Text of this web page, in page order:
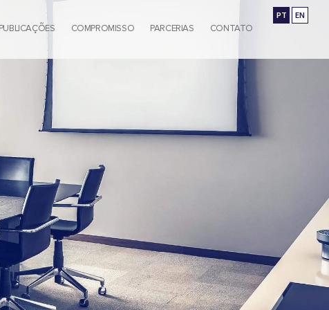
PT EN
PUBLICAÇÕES COMPROMISSO PARCERIAS CONTATO